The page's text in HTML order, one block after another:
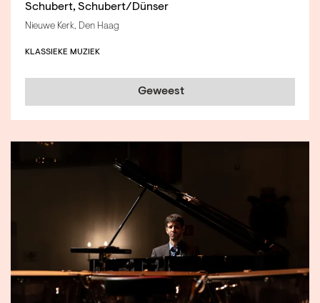
Schubert, Schubert/Dünser
Nieuwe Kerk, Den Haag
KLASSIEKE MUZIEK
Geweest